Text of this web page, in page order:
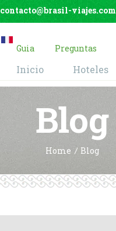
contacto@brasil-viajes.com
Guia Preguntas
Inicio Hoteles
Blog
Home Blog